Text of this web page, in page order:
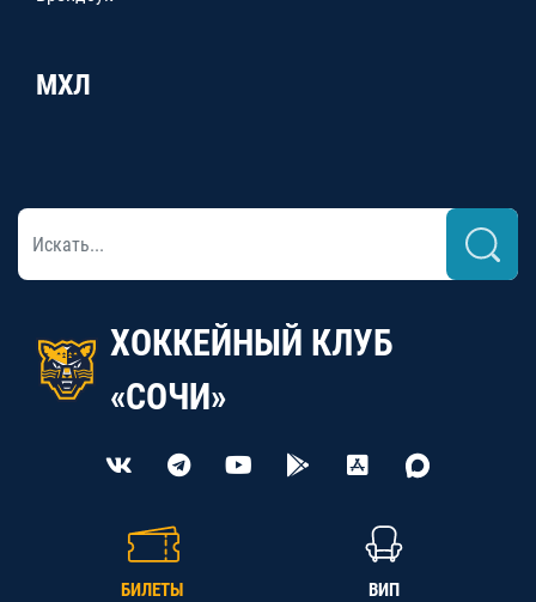
МХЛ
ХОККЕЙНЫЙ КЛУБ
«СОЧИ»
БИЛЕТЫ ВИП